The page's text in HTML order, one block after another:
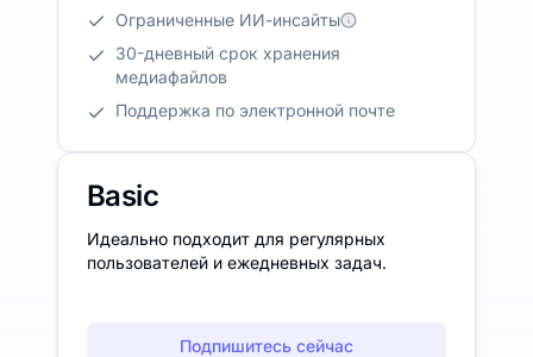
Ограниченные ИИ-инсайты
30-дневный срок хранения
медиафайлов
Поддержка по электронной почте
Basic
Идеально подходит для регулярных
пользователей и ежедневных задач.
Подпишитесь сейчас